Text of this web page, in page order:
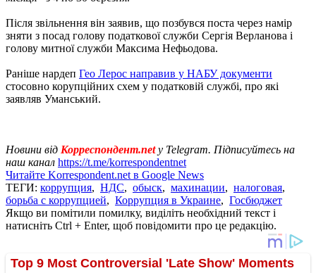
Після звільнення він заявив, що позбувся поста через намір
зняти з посад голову податкової служби Сергія Верланова і
голову митної служби Максима Нефьодова.
Раніше нардеп Гео Лерос направив у НАБУ документи
стосовно корупційних схем у податковій службі, про які
заявляв Уманський.
Новини від Корреспондент.net у Telegram. Підписуйтесь на
наш канал https://t.me/korrespondentnet
Читайте Korrespondent.net в Google News
ТЕГИ: коррупция, НДС, обыск, махинации, налоговая,
борьба с коррупцией, Коррупция в Украине, Госбюджет
Якщо ви помітили помилку, виділіть необхідний текст і
натисніть Ctrl + Enter, щоб повідомити про це редакцію.